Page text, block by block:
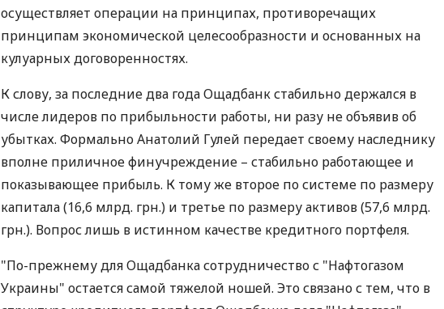
осуществляет операции на принципах, противоречащих
принципам экономической целесообразности и основанных на
кулуарных договоренностях.
К слову, за последние два года Ощадбанк стабильно держался в
числе лидеров по прибыльности работы, ни разу не объявив об
убытках. Формально Анатолий Гулей передает своему наследнику
вполне приличное финучреждение – стабильно работающее и
показывающее прибыль. К тому же второе по системе по размеру
капитала (16,6 млрд. грн.) и третье по размеру активов (57,6 млрд.
грн.). Вопрос лишь в истинном качестве кредитного портфеля.
"По-прежнему для Ощадбанка сотрудничество с "Нафтогазом
Украины" остается самой тяжелой ношей. Это связано с тем, что в